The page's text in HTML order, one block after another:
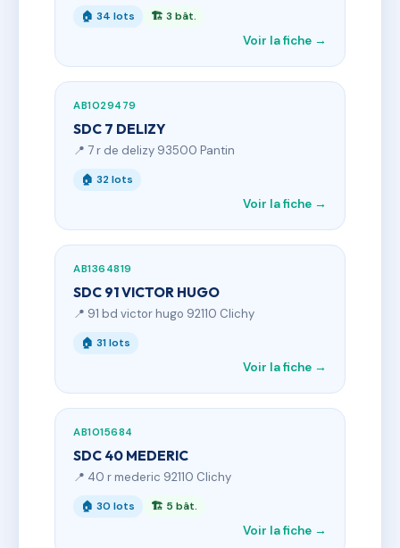
🏠 34 lots 🏗 3 bât.
Voir la fiche →
AB1029479
SDC 7 DELIZY
📍 7 r de delizy 93500 Pantin
🏠 32 lots
Voir la fiche →
AB1364819
SDC 91 VICTOR HUGO
📍 91 bd victor hugo 92110 Clichy
🏠 31 lots
Voir la fiche →
AB1015684
SDC 40 MEDERIC
📍 40 r mederic 92110 Clichy
🏠 30 lots 🏗 5 bât.
Voir la fiche →